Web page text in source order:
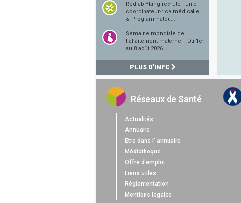
Rédiab Ylang recrute : un·e
coordinateur·rice médical·e
& Programmateu...
Semaine mondiale de
l'allaitement maternel - Du 1er
au 8 août 2026...
PLUS D'INFO
Réseaux de Santé
Actualités
Annuaire
Etre dans l' annuaire
Médiatheque
Offre d'emploi
Liens utiles
Réglementation
Mentions légales